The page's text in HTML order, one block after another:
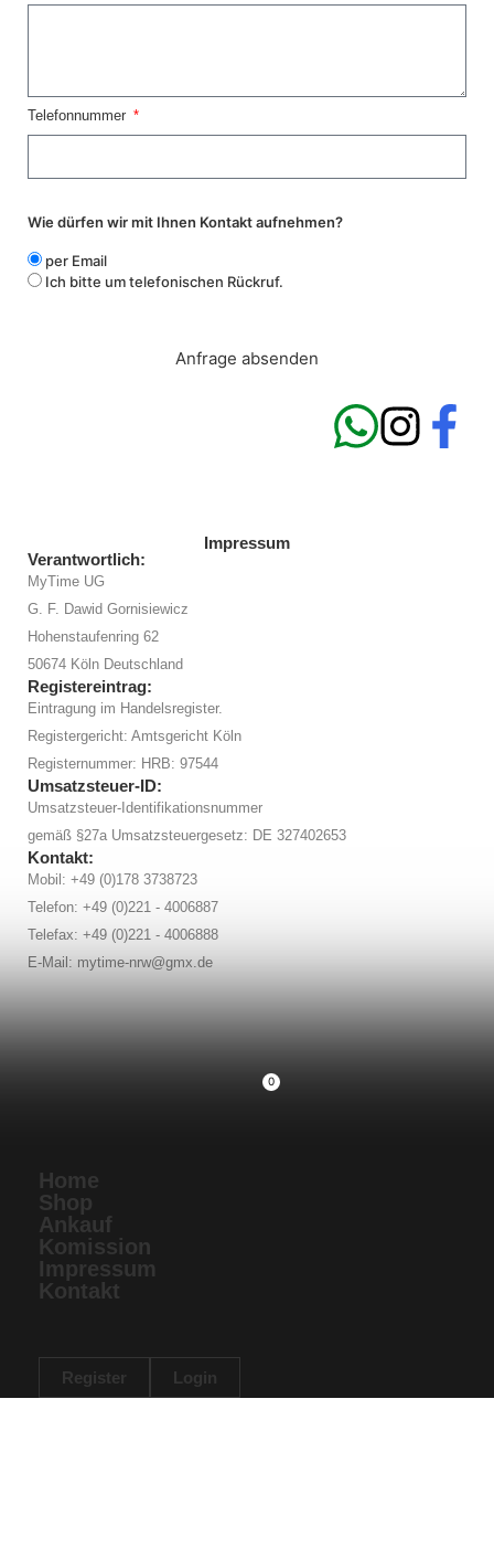
Telefonnummer
Wie dürfen wir mit Ihnen Kontakt aufnehmen?
per Email
Ich bitte um telefonischen Rückruf.
Anfrage absenden
Impressum
Verantwortlich:
MyTime UG
G. F. Dawid Gornisiewicz
Hohenstaufenring 62
50674 Köln Deutschland
Registereintrag:
Eintragung im Handelsregister.
Registergericht: Amtsgericht Köln
Registernummer: HRB: 97544
Umsatzsteuer-ID:
Umsatzsteuer-Identifikationsnummer
gemäß §27a Umsatzsteuergesetz: DE 327402653
Kontakt:
Mobil: +49 (0)178 3738723
Telefon: +49 (0)221 - 4006887
Telefax: +49 (0)221 - 4006888
E-Mail: mytime-nrw@gmx.de
0
Home
Shop
Ankauf
Komission
Impressum
Kontakt
Register Login